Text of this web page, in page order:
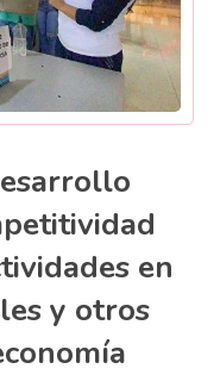
en
y otros